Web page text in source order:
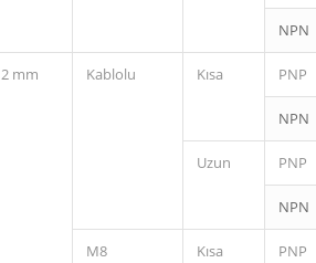
NPN
2 mm Kablolu Kısa PNP
NPN
Uzun PNP
NPN
M8
Kısa PNP